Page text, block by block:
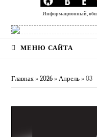
Информационный,
МЕНЮ САЙТА
Главная »2026 » Апрель » 03